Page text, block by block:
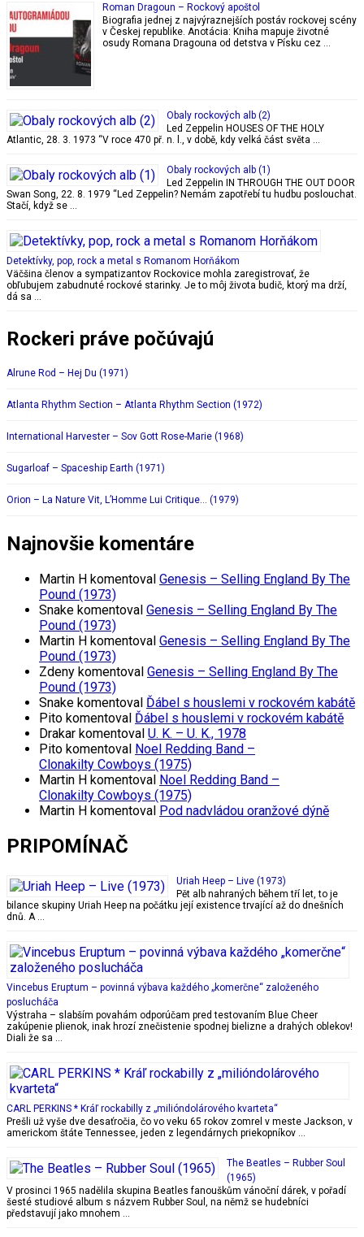
Roman Dragoun – Rockový apoštol
Biografia jednej z najvýraznejších postáv rockovej scény
v Českej republike. Anotácia: Kniha mapuje životné
osudy Romana Dragouna od detstva v Písku cez …
Obaly rockových alb (2)
Led Zeppelin HOUSES OF THE HOLY
Atlantic, 28. 3. 1973 “V roce 470 př. n. l., v době, kdy velká část světa …
Obaly rockových alb (1)
Led Zeppelin IN THROUGH THE OUT DOOR
Swan Song, 22. 8. 1979 “Led Zeppelin? Nemám zapotřebí tu hudbu poslouchat.
Stačí, když se …
Detektívky, pop, rock a metal s Romanom Horňákom
Väčšina členov a sympatizantov Rockovice mohla zaregistrovať, že
obľubujem zabudnuté rockové starinky. Je to môj života budič, ktorý ma drží,
dá sa …
Rockeri práve počúvajú
Alrune Rod – Hej Du (1971)
Atlanta Rhythm Section – Atlanta Rhythm Section (1972)
International Harvester – Sov Gott Rose-Marie (1968)
Sugarloaf – Spaceship Earth (1971)
Orion – La Nature Vit, L’Homme Lui Critique… (1979)
Najnovšie komentáre
Martin H komentoval Genesis – Selling England By The
Pound (1973)
Snake komentoval Genesis – Selling England By The
Pound (1973)
Martin H komentoval Genesis – Selling England By The
Pound (1973)
Zdeny komentoval Genesis – Selling England By The
Pound (1973)
Snake komentoval Ďábel s houslemi v rockovém kabátě
Pito komentoval Ďábel s houslemi v rockovém kabátě
Drakar komentoval U. K. – U. K., 1978
Pito komentoval Noel Redding Band –
Clonakilty Cowboys (1975)
Martin H komentoval Noel Redding Band –
Clonakilty Cowboys (1975)
Martin H komentoval Pod nadvládou oranžové dýně
PRIPOMÍNAČ
Uriah Heep – Live (1973)
Pět alb nahraných během tří let, to je
bilance skupiny Uriah Heep na počátku její existence trvající až do dnešních
dnů. A …
Vincebus Eruptum – povinná výbava každého „komerčne“ založeného
poslucháča
Výstraha – slabším povahám odporúčam pred testovaním Blue Cheer
zakúpenie plienok, inak hrozí znečistenie spodnej bielizne a drahých oblekov!
Diali že sa …
CARL PERKINS * Kráľ rockabilly z „milióndolárového kvarteta“
Prešli už vyše dve desaťročia, čo vo veku 65 rokov zomrel v meste Jackson, v
americkom štáte Tennessee, jeden z legendárnych priekopníkov …
The Beatles – Rubber Soul
(1965)
V prosinci 1965 nadělila skupina Beatles fanouškům vánoční dárek, v pořadí
šesté studiové album s názvem Rubber Soul, na němž se hudebníci
představují jako mnohem …